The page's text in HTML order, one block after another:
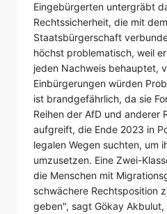
Eingebürgerten untergräbt
Rechtssicherheit, die mit
Staatsbürgerschaft
höchst problematisch, weil
jeden Nachweis behauptet,
Einbürgerungen würden
ist brandgefährlich, da sie
Reihen der AfD und anderer
aufgreift, die Ende 2023 in
legalen Wegen suchten, um
umzusetzen. Eine Zwei-
die Menschen mit
schwächere Rechtsposition
geben", sagt Gökay